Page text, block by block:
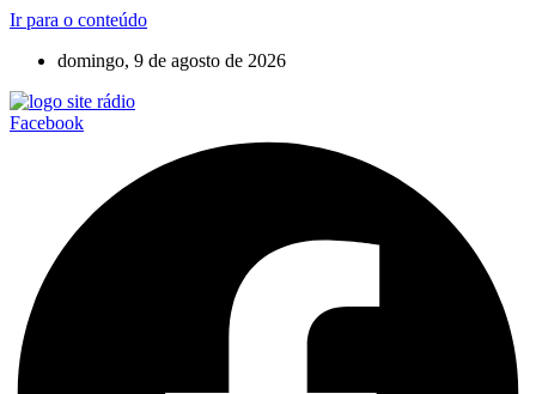
Ir para o conteúdo
domingo, 9 de agosto de 2026
Facebook